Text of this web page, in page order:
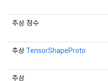
추상 정수
추상 TensorShapeProto
추상